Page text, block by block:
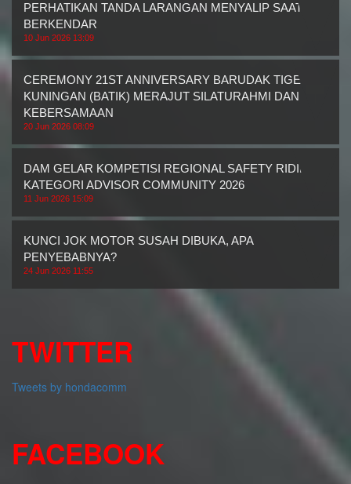
PERHATIKAN TANDA LARANGAN MENYALIP SAAT
BERKENDAR
10 Jun 2026 13:09
CEREMONY 21ST ANNIVERSARY BARUDAK TIGER
KUNINGAN (BATIK) MERAJUT SILATURAHMI DAN
KEBERSAMAAN
20 Jun 2026 08:09
DAM GELAR KOMPETISI REGIONAL SAFETY RIDING
KATEGORI ADVISOR COMMUNITY 2026
11 Jun 2026 15:09
KUNCI JOK MOTOR SUSAH DIBUKA, APA
PENYEBABNYA?
24 Jun 2026 11:55
TWITTER
Tweets by hondacomm
FACEBOOK